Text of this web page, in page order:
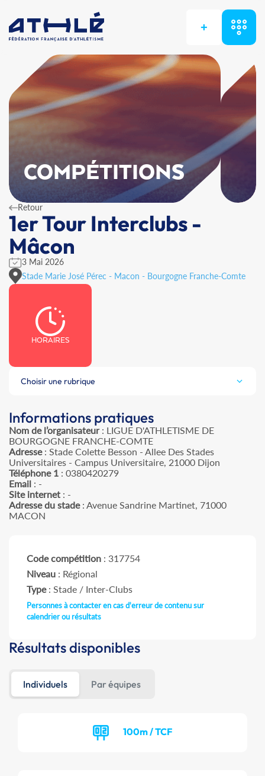
+
COMPÉTITIONS
Retour
1er Tour Interclubs -
Mâcon
3 Mai 2026
Stade Marie José Pérec - Macon - Bourgogne Franche-Comte
HORAIRES
Choisir une rubrique
Informations pratiques
Nom de l’organisateur: LIGUE D'ATHLETISME DE
BOURGOGNE FRANCHE-COMTE
Adresse: Stade Colette Besson - Allee Des Stades
Universitaires - Campus Universitaire, 21000 Dijon
Téléphone 1 : 0380420279
Email : -
Site internet : -
Adresse du stade: Avenue Sandrine Martinet, 71000
MACON
Code compétition : 317754
Niveau : Régional
Type: Stade / Inter-Clubs
Personnes à contacter en cas d'erreur de contenu sur
calendrier ou résultats
Résultats disponibles
Individuels Par équipes
100m / TCF